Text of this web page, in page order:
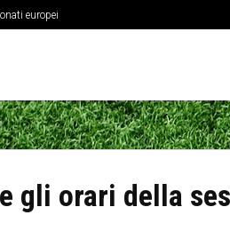
europei
gli orari della